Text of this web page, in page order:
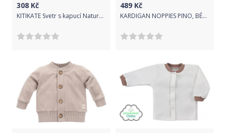
308 Kč
KITIKATE Svetr s kapucí Natural 68
489 Kč
KARDIGAN NOPPIES PINO, BÉŽOVÝ Velikost: 56